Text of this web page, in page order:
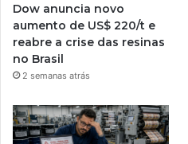
Dow anuncia novo
aumento de US$ 220/t e
reabre a crise das resinas
no Brasil
2 semanas atrás